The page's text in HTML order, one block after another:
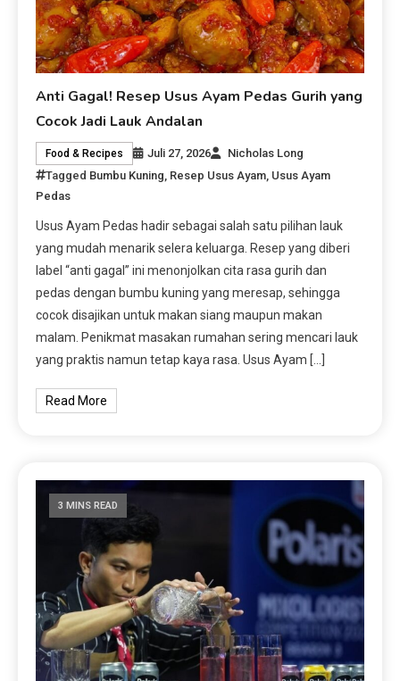
Anti Gagal! Resep Usus Ayam Pedas Gurih yang
Cocok Jadi Lauk Andalan
Food & Recipes Juli 27, 2026
Nicholas Long
Tagged Bumbu Kuning, Resep Usus Ayam, Usus Ayam
Pedas
Usus Ayam Pedas hadir sebagai salah satu pilihan lauk
yang mudah menarik selera keluarga. Resep yang diberi
label “anti gagal” ini menonjolkan cita rasa gurih dan
pedas dengan bumbu kuning yang meresap, sehingga
cocok disajikan untuk makan siang maupun makan
malam. Penikmat masakan rumahan sering mencari lauk
yang praktis namun tetap kaya rasa. Usus Ayam […]
Read More
3 MINS READ